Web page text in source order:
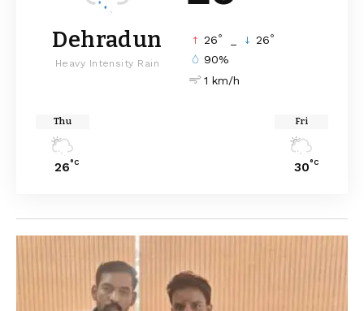
Dehradun
Heavy Intensity Rain
26° 26°
90%
1 km/h
Thu
26°C
Fri
30°C